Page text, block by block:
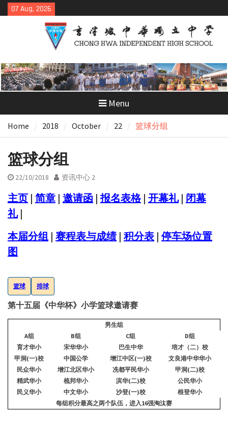
Skip
to
07 Aug, 2026
Menu
Home 2018 October 22 篮球分组
篮球分组
22/10/2018 资讯中心 2
主页 | 简章 | 邀请函 | 报名表格| 开幕礼| 闭幕
礼|
本届分组 | 赛程表与成绩| 积分表 | 停车场位置
图
篮球 排球
第十五届《中华杯》小学篮球邀请赛
男生组
A组 B组 C组 D组
育才华小
宋华华小 巴生中华
培才（二）校
甲洞(一)校 中国公学 增江中区(一)校
文良港中华华小
民众华小
增江北区华小 冼都平民华小
甲洞(二)校
精武华小
梳邦华小 滨华(二)校
公民华小
民义华小
中文华小 沙登(一)校
根登华小
每组积分最高之两个队伍，进入 16强淘汰赛